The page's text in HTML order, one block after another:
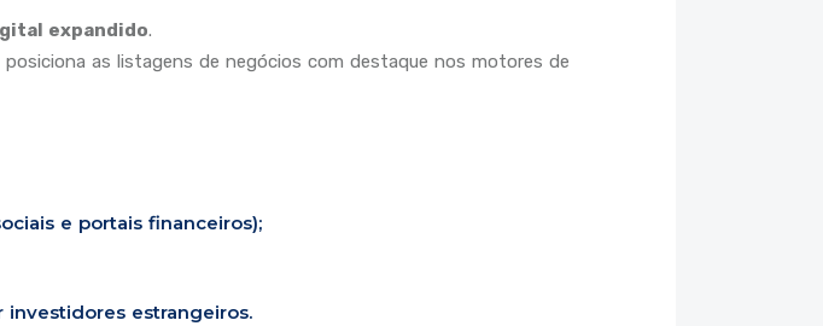
expandido.
as listagens de negócios com destaque nos motores de
e portais financeiros);
estrangeiros.